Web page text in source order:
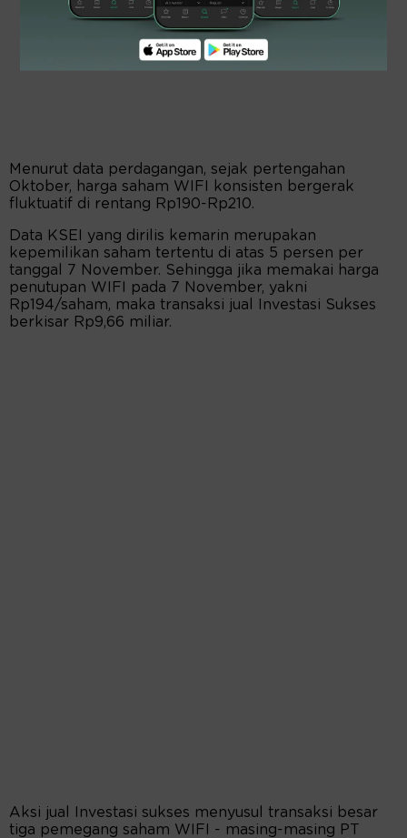
Menurut data perdagangan, sejak pertengahan
Oktober, harga saham WIFI konsisten bergerak
fluktuatif di rentang Rp190-Rp210.
Data KSEI yang dirilis kemarin merupakan
kepemilikan saham tertentu di atas 5 persen per
tanggal 7 November. Sehingga jika memakai harga
penutupan WIFI pada 7 November, yakni
Rp194/saham, maka transaksi jual Investasi Sukses
berkisar Rp9,66 miliar.
Aksi jual Investasi sukses menyusul transaksi besar
tiga pemegang saham WIFI - masing-masing PT